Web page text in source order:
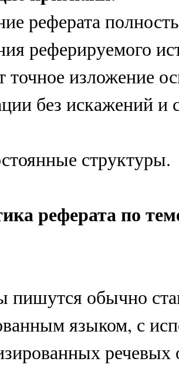
реферата
реферируемого
точное изложение
без искажений и
структуры.
реферата по
пишутся обычно
языком, с
речевых